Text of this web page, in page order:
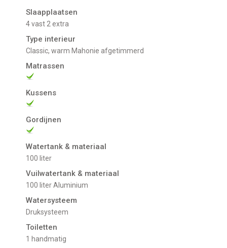
Slaapplaatsen
4 vast 2 extra
Type interieur
Classic, warm Mahonie afgetimmerd
Matrassen
Kussens
Gordijnen
Watertank & materiaal
100 liter
Vuilwatertank & materiaal
100 liter Aluminium
Watersysteem
Druksysteem
Toiletten
1 handmatig